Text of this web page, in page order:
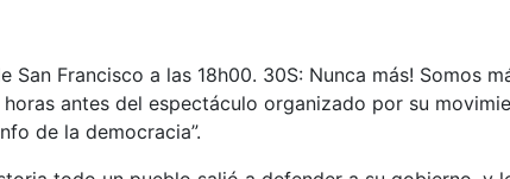
Francisco a las 18h00. 30S: Nunca más! Somos
antes del espectáculo organizado por su
de la democracia”.